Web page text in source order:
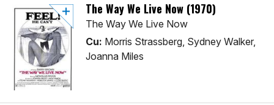
The Way We Live Now (1970)
The Way We Live Now
Cu: Morris Strassberg, Sydney Walker,
Joanna Miles